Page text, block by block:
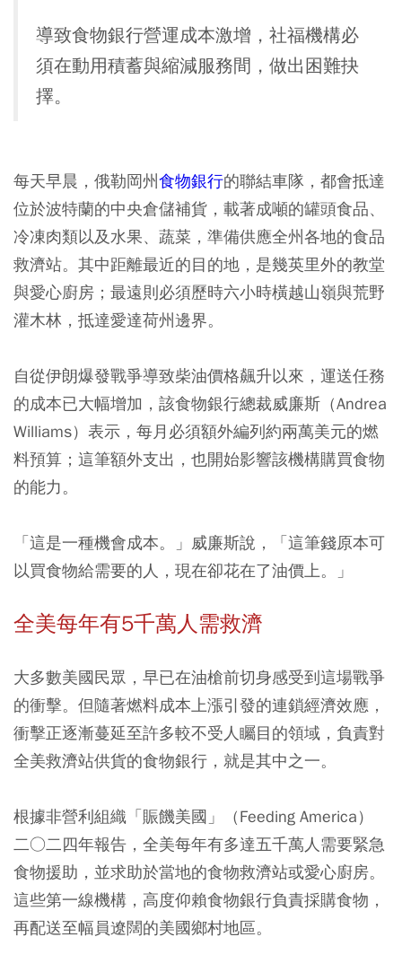
導致食物銀行營運成本激增，社福機構必
須在動用積蓄與縮減服務間，做出困難抉
擇。
每天早晨，俄勒岡州食物銀行的聯結車隊，都會抵達
位於波特蘭的中央倉儲補貨，載著成噸的罐頭食品、
冷凍肉類以及水果、蔬菜，準備供應全州各地的食品
救濟站。其中距離最近的目的地，是幾英里外的教堂
與愛心廚房；最遠則必須歷時六小時橫越山嶺與荒野
灌木林，抵達愛達荷州邊界。
自從伊朗爆發戰爭導致柴油價格飆升以來，運送任務
的成本已大幅增加，該食物銀行總裁威廉斯（Andrea
Williams）表示，每月必須額外編列約兩萬美元的燃
料預算；這筆額外支出，也開始影響該機構購買食物
的能力。
「這是一種機會成本。」威廉斯說，「這筆錢原本可
以買食物給需要的人，現在卻花在了油價上。」
全美每年有5千萬人需救濟
大多數美國民眾，早已在油槍前切身感受到這場戰爭
的衝擊。但隨著燃料成本上漲引發的連鎖經濟效應，
衝擊正逐漸蔓延至許多較不受人矚目的領域，負責對
全美救濟站供貨的食物銀行，就是其中之一。
根據非營利組織「賑饑美國」（Feeding America）
二○二四年報告，全美每年有多達五千萬人需要緊急
食物援助，並求助於當地的食物救濟站或愛心廚房。
這些第一線機構，高度仰賴食物銀行負責採購食物，
再配送至幅員遼闊的美國鄉村地區。